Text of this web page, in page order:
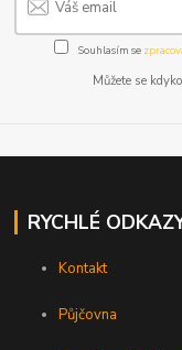
Souhlasím se
Můžete se
RYCHLÉ
Kontakt
Půjčovna